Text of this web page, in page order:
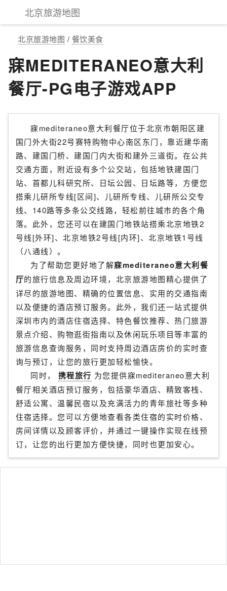
北京旅游地图
北京旅游地图 / 餐饮美食
寐MEDITERANEO意大利
餐厅-PG电子游戏APP
寐mediteraneo意大利餐厅位于北京市朝阳区建
国门外大街22号赛特购物中心南区东门，靠近建华南
路、建国门桥、建国门内大街和建外三道街。在公共
交通方面，附近设有多个公交站，包括地铁建国门
站、首都儿科研究所、日坛公园、日坛路等，方便您
搭乘儿研所专线[区间]、儿研所专线、儿研所公交专
线、140路等多条公交线路，轻松前往城市的各个角
落。此外，您还可以在建国门地铁站搭乘北京地铁2
号线[外环]、北京地铁2号线[内环]、北京地铁1号线
（八通线）。
为了帮助您更好地了解寐mediteraneo意大利餐
厅的旅行信息及周边环境，北京旅游地图精心提供了
详尽的旅游地图、精确的位置信息、实用的交通指南
以及便捷的酒店预订服务。此外，我们还一站式提供
深圳市内的酒店住宿选择、特色餐饮推荐、热门旅游
景点介绍、购物逛街指南以及休闲玩乐项目等丰富的
旅游信息查询服务，同时支持周边酒店房价的实时查
询与预订，让您的旅行更加轻松愉快。
同时，
携程旅行 为您提供寐mediteraneo意大利
餐厅相关酒店预订服务，包括豪华酒店、精致客栈、
舒适公寓、温馨民宿以及充满活力的青年旅社等多种
住宿选择。您可以方便地查看各类住宿的实时价格、
房间详情以及顾客评价，并通过一键操作实现在线预
订，让您的出行更加方便快捷，同时也更加安心。